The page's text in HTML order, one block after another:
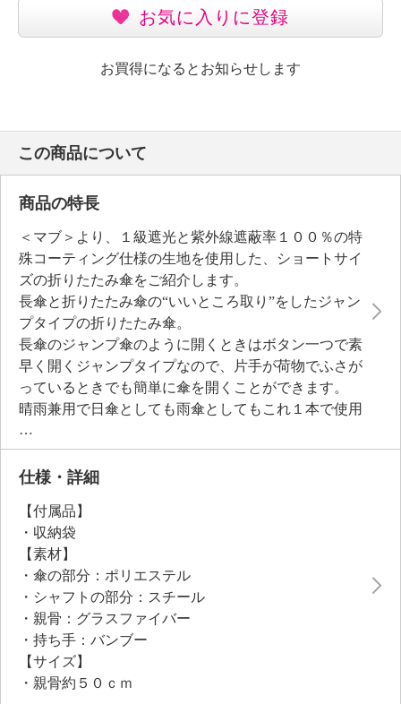
お気に入りに登録
お買得になるとお知らせします
この商品について
商品の特長
＜マブ＞より、１級遮光と紫外線遮蔽率１００％の特
殊コーティング仕様の生地を使用した、ショートサイ
ズの折りたたみ傘をご紹介します。
長傘と折りたたみ傘の“いいところ取り”をしたジャン
プタイプの折りたたみ傘。
長傘のジャンプ傘のように開くときはボタン一つで素
早く開くジャンプタイプなので、片手が荷物でふさが
っているときでも簡単に傘を開くことができます。
晴雨兼用で日傘としても雨傘としてもこれ１本で使用
できます。
骨の一部には釣り竿などに使用されるグラスファイバ
ーを使用し、しなやかで軽量。
バンブー手元の組み合わせはどんなシーンでも人目を
惹くこと間違いなし。
収納袋はバッグ型の形状で傘の持ち運びや収納にとて
も便利です。
仕様・詳細
【付属品】
・収納袋
【素材】
・傘の部分：ポリエステル
・シャフトの部分：スチール
・親骨：グラスファイバー
・持ち手：バンブー
【サイズ】
・親骨約５０ｃｍ